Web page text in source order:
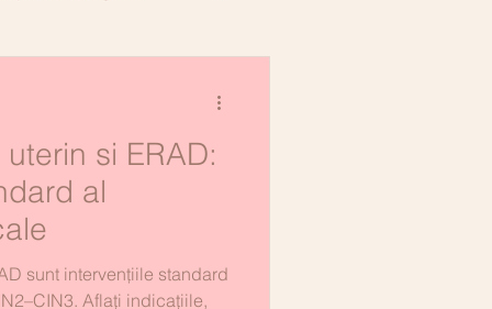
si ERAD:
al
sunt intervențiile standard
Aflați indicațiile,